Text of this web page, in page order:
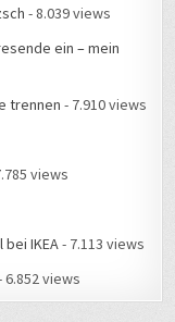
- 8.039 views
ein – mein
trennen - 7.910 views
views
IKEA- 7.113 views
6.852 views